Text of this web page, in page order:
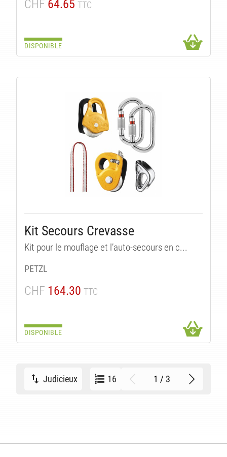
CHF 64.65 TTC
DISPONIBLE
Kit Secours Crevasse
Kit pour le mouflage et l’auto-secours en c...
PETZL
CHF 164.30 TTC
DISPONIBLE
Judicieux 16 1 / 3